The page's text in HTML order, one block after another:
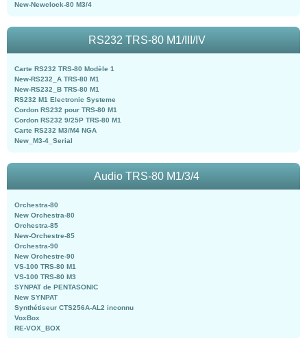
New-Newclock-80 M3/4
RS232 TRS-80 M1/III/IV
Carte RS232 TRS-80 Modèle 1
New-RS232_A TRS-80 M1
New-RS232_B TRS-80 M1
RS232 M1 Electronic Systeme
Cordon RS232 pour TRS-80 M1
Cordon RS232 9/25P TRS-80 M1
Carte RS232 M3/M4 NGA
New_M3-4_Serial
Audio TRS-80 M1/3/4
Orchestra-80
New Orchestra-80
Orchestra-85
New-Orchestre-85
Orchestra-90
New Orchestre-90
VS-100 TRS-80 M1
VS-100 TRS-80 M3
SYNPAT de PENTASONIC
New SYNPAT
Synthétiseur CTS256A-AL2 inconnu
VoxBox
RE-VOX_BOX